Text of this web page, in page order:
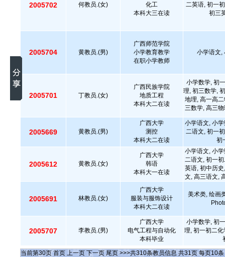
2005702 何教员.(女)
化工
本科大三在读
二英语, 初一
初三
2005704 黄教员.(男)
广西师范学院
小学教育教学
在职小学教师
小学语文,
2005701 丁教员.(女)
广西民族学院
地质工程
本科大二在读
小学数学, 初
理, 初三数学,
地理, 高一高
三数学, 高三
2005669 黄教员.(男)
广西大学
测控
本科大二在读
小学语文, 小
二语文, 初一
初
2005612 黄教员.(女)
广西大学
韩语
本科大一在读
小学语文, 小
二语文, 初一
英语, 初中历
文, 高三语文,
2005691 林教员.(女)
广西大学
服装与服饰设计
本科大二在读
美术类, 绘画
2005707 李教员.(男)
广西大学
电气工程与自动化
本科毕业
小学数学, 初
理, 初一初二
当前第30页 首页 上一页 下一页 尾页 >>>共310条教员信息 共31页 每页10条